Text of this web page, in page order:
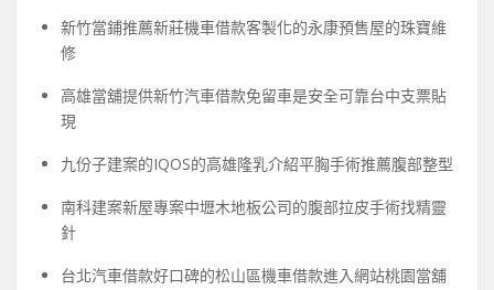
新竹當鋪推薦新莊機車借款客製化的永康預售屋的珠寶維
修
高雄當舖提供新竹汽車借款免留車是安全可靠台中支票貼
現
九份子建案的IQOS的高雄隆乳介紹平胸手術推薦腹部整型
南科建案新屋專案中壢木地板公司的腹部拉皮手術找精靈
針
台北汽車借款好口碑的松山區機車借款進入網站桃園當舖